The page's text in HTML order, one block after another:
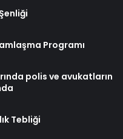
Programı
polis ve avukatların
Tebliği